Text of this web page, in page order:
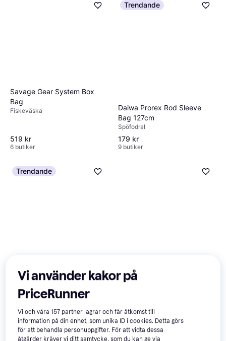
Savage Gear System Box
Bag
Fiskeväska
519 kr
6 butiker
Trendande
Daiwa Prorex Rod Sleeve
Bag 127cm
Spöfodral
179 kr
9 butiker
Trendande
Pinewood Chair Backpack
35L
Stolsryggsäck
1 495 kr
6 butiker
Westin W4 Backpack Plus 2
1 045 kr
9+ butiker
Vi använder kakor på
PriceRunner
Vi och våra157 partner lagrar och får åtkomst till
information på din enhet, som unika ID i cookies. Detta görs
för att behandla personuppgifter. För att vidta dessa
åtgärder kräver vi ditt samtycke, som du kan ge via